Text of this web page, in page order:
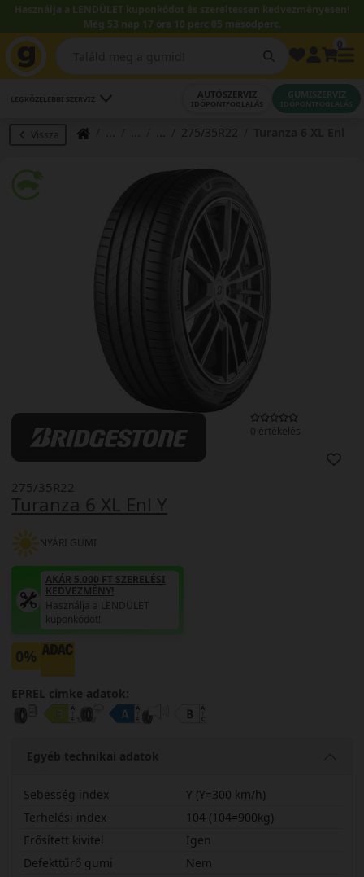
Használja a LENDÜLET kuponkódot és szereltessen kedvezményesen!
Még 53 nap 17 óra 10 perc 04 másodperc.
LEGKÖZELEBBI SZERVIZ AUTÓSZERVIZ
IDŐPONTFOGLALÁS
GUMISZERVIZ
IDŐPONTFOGLALÁS
Vissza 275/35R22
0 értékelés
Turanza 6 XL Enl Y
275/35R22
NYÁRI GUMI
AKÁR 5.000 FT SZERELÉSI
KEDVEZMÉNY!
Használja a LENDÜLET
kuponkódot!
0%
EPREL cimke adatok:
Egyéb technikai adatok
Sebesség index
Y (Y=300 km/h)
Terhelési index
104 (104=900kg)
Erősített kivitel
Igen
Defekttűrő gumi
Nem